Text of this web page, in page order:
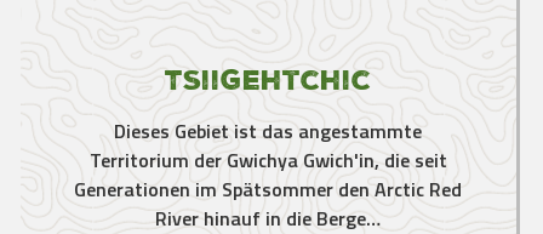
Tsiigehtchic
Dieses Gebiet ist das angestammte
Territorium der Gwichya Gwich'in, die seit
Generationen im Spätsommer den Arctic Red
River hinauf in die Berge…